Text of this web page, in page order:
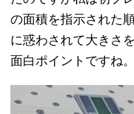
の面積を指示された
に惑わされて大きさ
面白ポイントですね。